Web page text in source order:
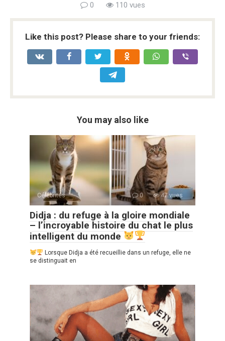
0 110 vues
Like this post? Please share to your friends:
You may also like
Célébrités 0 47 vues
Didja : du refuge à la gloire mondiale
– l’incroyable histoire du chat le plus
intelligent du monde
Lorsque Didja a été recueillie dans un refuge, elle ne
se distinguait en